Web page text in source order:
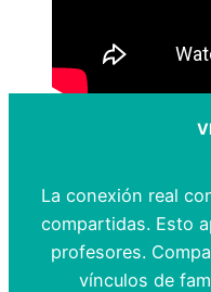
La conexión real
compartidas. Esto
profesores.
vínculos de